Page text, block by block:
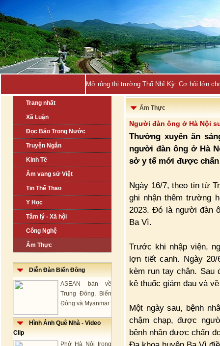
Mở rộng thị trường Thổ Nhĩ Kỳ: Cơ hội lớn
Trang nhất
Xã Luận
Đọc Báo Trong Nước
Truyện Ngắn
Kinh Tế
Âm vang sử Việt
Tin Thể Thao
Y Học
Tâm lý - Xã hội
Công Nghệ
Ẩm Thực
Diễn Đàn Biển Đông
ASEAN bàn về
Trung Đông, Biển
Đông và Myanmar
Hình Ảnh Quê Nhà - Video
Clip
Phở Hà Nội trong
Ẩm Thực
Người đàn ông ở Hà Nội
Thường xuyên ăn
người đàn ông ở Hà
sở y tế mới được
Ngày 16/7, theo tin từ
ghi nhận thêm trường
2023. Đó là người đàn
Ba Vì.
Trước khi nhập viện,
lợn tiết canh. Ngày
kèm run tay chân. Sau
kê thuốc giảm đau và
Một ngày sau, bệnh
chậm chạp, được
bệnh nhân được chẩn